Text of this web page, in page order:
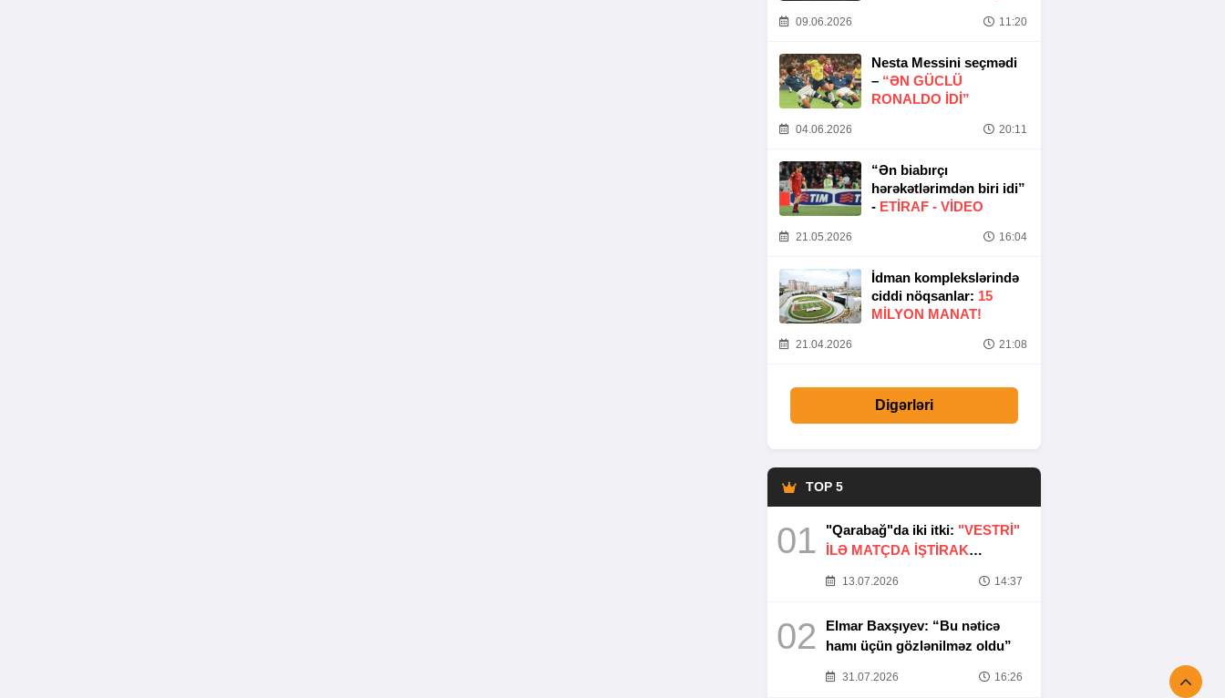
09.06.2026 11:20
Nesta Messini seçmədi
– “ƏN GÜCLÜ
RONALDO IDI”
04.06.2026 20:11
“Ən biabırçı
hərəkətlərimdən biri idi”
- ETIRAF - VİDEO
21.05.2026 16:04
İdman komplekslərində
ciddi nöqsanlar: 15
MILYON MANAT!
21.04.2026 21:08
Digərləri
TOP 5
01 "Qarabağ"da iki itki: "VESTRİ"
İLƏ MATÇDA İŞTİRAK
13.07.2026 14:37
02
Elmar Baxşıyev: “Bu nəticə
hamı üçün gözlənilməz oldu”
31.07.2026 16:26